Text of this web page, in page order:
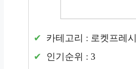
카테고리 : 로켓프레시
인기순위 : 3